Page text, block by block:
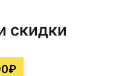
скидки